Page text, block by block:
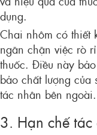
dụng.
Chai nhôm có thiết
ngăn chặn việc rò
thuốc. Điều này
bảo chất lượng của
tác nhân bên ngoài.
3. Hạn chế